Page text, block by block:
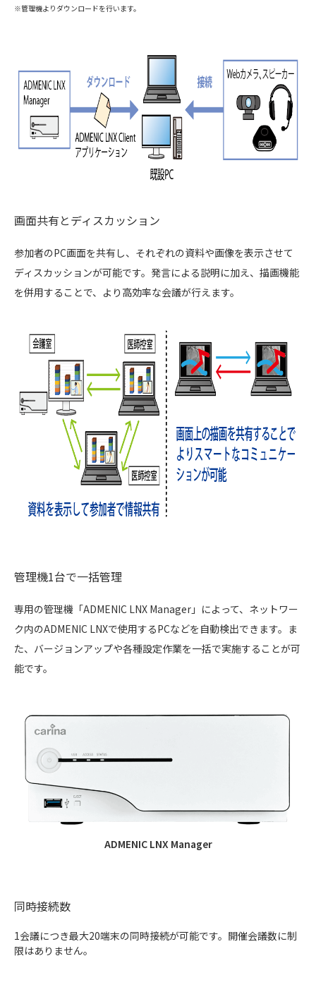
※管理機よりダウンロードを行います。
画面共有とディスカッション
参加者のPC画面を共有し、それぞれの資料や画像を表示させて
ディスカッションが可能です。発言による説明に加え、描画機能
を併用することで、より高効率な会議が行えます。
管理機1台で一括管理
専用の管理機「ADMENIC LNX Manager」によって、ネットワー
ク内のADMENIC LNXで使用するPCなどを自動検出できます。ま
た、バージョンアップや各種設定作業を一括で実施することが可
能です。
ADMENIC LNX Manager
同時接続数
1会議につき最大20端末の同時接続が可能です。開催会議数に制
限はありません。